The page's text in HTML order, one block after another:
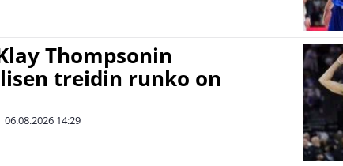
Thompsonin
treidin runko on
06.08.2026 14:29